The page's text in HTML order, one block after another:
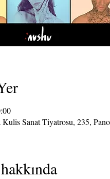
Kulis Sanat Tiyatrosu, 235,